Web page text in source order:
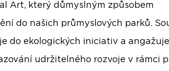
Art, který důmyslným způsobem
do našich průmyslových parků.
do ekologických iniciativ a
udržitelného rozvoje v rámci